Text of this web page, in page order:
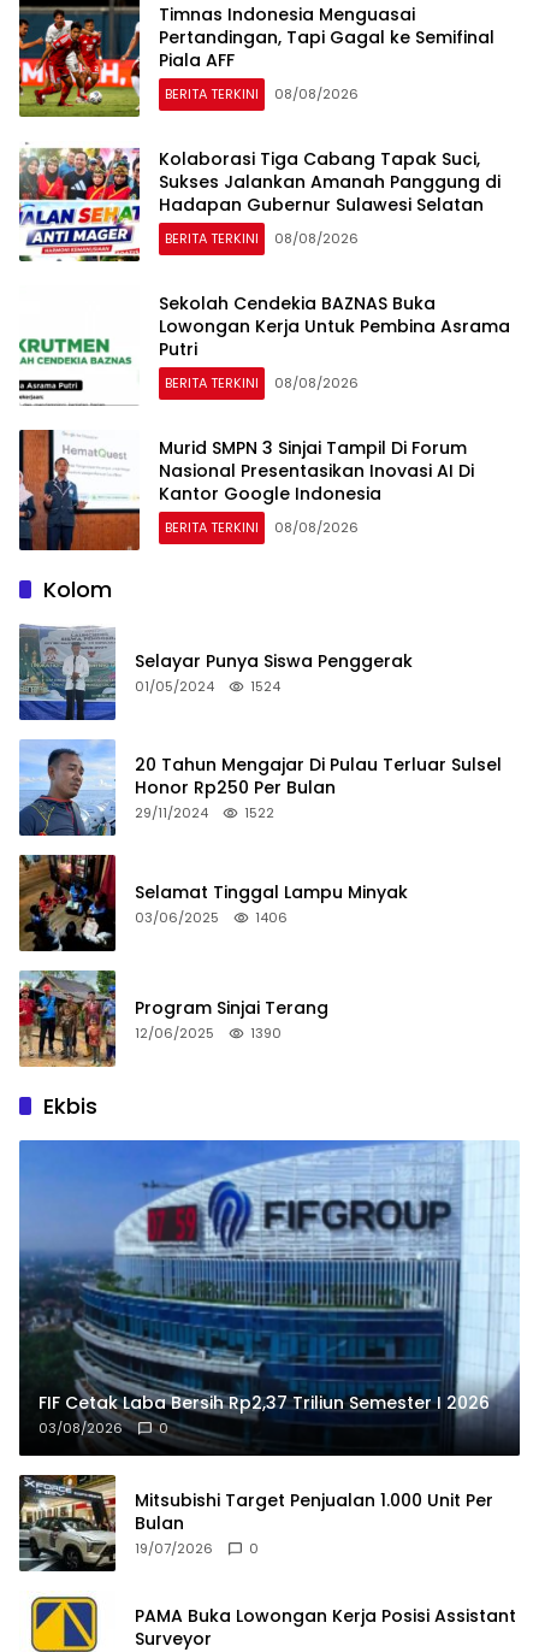
Timnas Indonesia Menguasai
Pertandingan, Tapi Gagal ke Semifinal
Piala AFF
BERITA TERKINI 08/08/2026
Kolaborasi Tiga Cabang Tapak Suci,
Sukses Jalankan Amanah Panggung di
Hadapan Gubernur Sulawesi Selatan
BERITA TERKINI 08/08/2026
Sekolah Cendekia BAZNAS Buka
Lowongan Kerja Untuk Pembina Asrama
Putri
BERITA TERKINI 08/08/2026
Murid SMPN 3 Sinjai Tampil Di Forum
Nasional Presentasikan Inovasi AI Di
Kantor Google Indonesia
BERITA TERKINI 08/08/2026
Kolom
Selayar Punya Siswa Penggerak
01/05/2024 1524
20 Tahun Mengajar Di Pulau Terluar Sulsel
Honor Rp250 Per Bulan
29/11/2024 1522
Selamat Tinggal Lampu Minyak
03/06/2025 1406
Program Sinjai Terang
12/06/2025 1390
Ekbis
FIF Cetak Laba Bersih Rp2,37 Triliun Semester I 2026
03/08/2026 0
Mitsubishi Target Penjualan 1.000 Unit Per
Bulan
19/07/2026 0
PAMA Buka Lowongan Kerja Posisi Assistant
Surveyor